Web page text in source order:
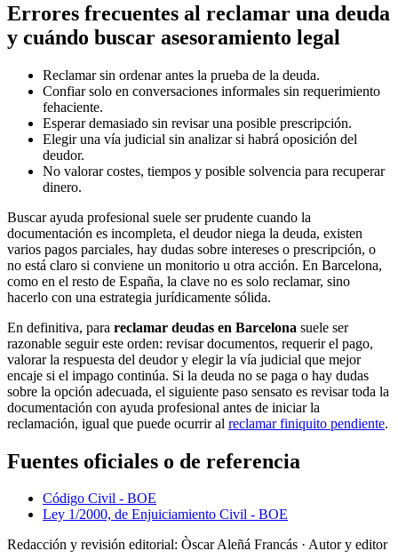
Errores frecuentes al reclamar una deuda
y cuándo buscar asesoramiento legal
Reclamar sin ordenar antes la prueba de la deuda.
Confiar solo en conversaciones informales sin requerimiento
fehaciente.
Esperar demasiado sin revisar una posible prescripción.
Elegir una vía judicial sin analizar si habrá oposición del
deudor.
No valorar costes, tiempos y posible solvencia para recuperar
dinero.
Buscar ayuda profesional suele ser prudente cuando la
documentación es incompleta, el deudor niega la deuda, existen
varios pagos parciales, hay dudas sobre intereses o prescripción, o
no está claro si conviene un monitorio u otra acción. En Barcelona,
como en el resto de España, la clave no es solo reclamar, sino
hacerlo con una estrategia jurídicamente sólida.
En definitiva, para reclamar deudas en Barcelona suele ser
razonable seguir este orden: revisar documentos, requerir el pago,
valorar la respuesta del deudor y elegir la vía judicial que mejor
encaje si el impago continúa. Si la deuda no se paga o hay dudas
sobre la opción adecuada, el siguiente paso sensato es revisar toda la
documentación con ayuda profesional antes de iniciar la
reclamación, igual que puede ocurrir al reclamar finiquito pendiente.
Fuentes oficiales o de referencia
Código Civil - BOE
Ley 1/2000, de Enjuiciamiento Civil - BOE
Redacción y revisión editorial: Òscar Aleñá Francás · Autor y editor